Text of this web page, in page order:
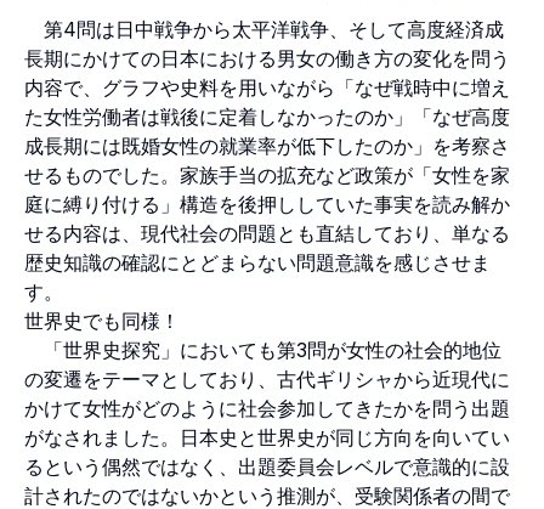
第4問は日中戦争から太平洋戦争、そして高度経済成
長期にかけての日本における男女の働き方の変化を問う
内容で、グラフや史料を用いながら「なぜ戦時中に増え
た女性労働者は戦後に定着しなかったのか」「なぜ高度
成長期には既婚女性の就業率が低下したのか」を考察さ
せるものでした。家族手当の拡充など政策が「女性を家
庭に縛り付ける」構造を後押ししていた事実を読み解か
せる内容は、現代社会の問題とも直結しており、単なる
歴史知識の確認にとどまらない問題意識を感じさせま
す。
世界史でも同様！
「世界史探究」においても第3問が女性の社会的地位
の変遷をテーマとしており、古代ギリシャから近現代に
かけて女性がどのように社会参加してきたかを問う出題
がなされました。日本史と世界史が同じ方向を向いてい
るという偶然ではなく、出題委員会レベルで意識的に設
計されたのではないかという推測が、受験関係者の間で